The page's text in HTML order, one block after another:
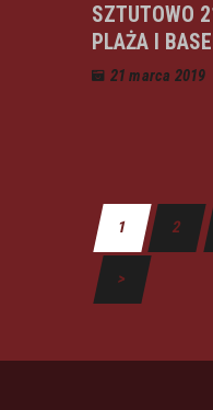
SZTUTOWO
PLAŻA I
21 marca 2019
1 2
>